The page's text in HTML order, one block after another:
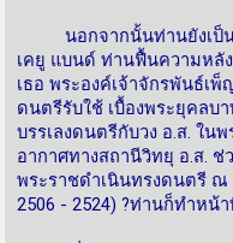
นอกจากนั้นท่านยังเป็น
เคยู แบนด์ ท่านฟื้นความหลั
เธอ พระองค์เจ้าจักรพันธ์เ
ดนตรีรับใช้ เบื้องพระยุคลบ
บรรเลงดนตรีกับวง อ.ส. ใน
อากาศทางสถานีวิทยุ อ.ส. ช่
พระราชดำเนินทรงดนตรี ณ
2506 - 2524) ?ท่านก็ทำห